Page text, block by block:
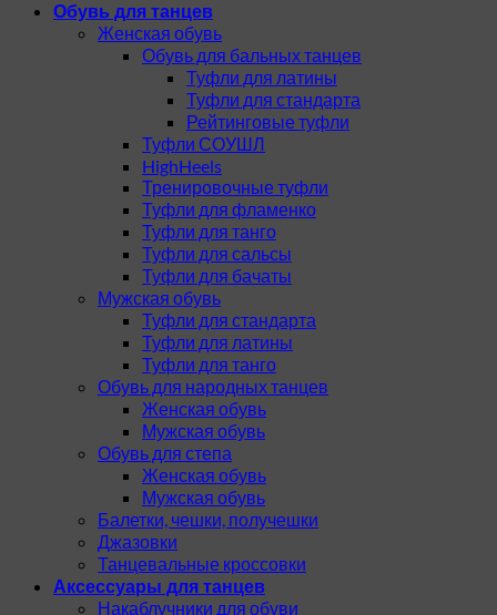
Обувь для танцев
Женская обувь
Обувь для бальных танцев
Туфли для латины
Туфли для стандарта
Рейтинговые туфли
Туфли СОУШЛ
HighHeels
Тренировочные туфли
Туфли для фламенко
Туфли для танго
Туфли для сальсы
Туфли для бачаты
Мужская обувь
Туфли для стандарта
Туфли для латины
Туфли для танго
Обувь для народных танцев
Женская обувь
Мужская обувь
Обувь для степа
Женская обувь
Мужская обувь
Балетки, чешки, получешки
Джазовки
Танцевальные кроссовки
Аксессуары для танцев
Накаблучники для обуви